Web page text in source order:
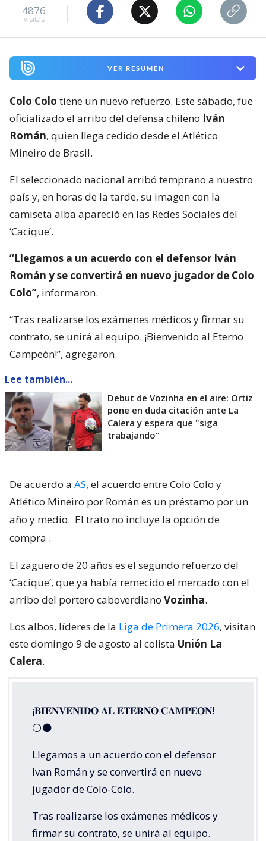
4876
visitas
VER RESUMEN
Colo Colo tiene un nuevo refuerzo. Este sábado, fue
oficializado el arribo del defensa chileno Iván
Román, quien llega cedido desde el Atlético
Mineiro de Brasil.
El seleccionado nacional arribó temprano a nuestro
país y, en horas de la tarde, su imagen con la
camiseta alba apareció en las Redes Sociales del
‘Cacique’.
“Llegamos a un acuerdo con el defensor Iván
Román y se convertirá en nuevo jugador de Colo
Colo”, informaron.
“Tras realizarse los exámenes médicos y firmar su
contrato, se unirá al equipo. ¡Bienvenido al Eterno
Campeón!”, agregaron.
Lee también...
Debut de Vozinha en el aire: Ortiz
pone en duda citación ante La
Calera y espera que "siga
trabajando"
De acuerdo a AS, el acuerdo entre Colo Colo y
Atlético Mineiro por Román es un préstamo por un
año y medio. El trato no incluye la opción de
compra .
El zaguero de 20 años es el segundo refuerzo del
‘Cacique’, que ya había remecido el mercado con el
arribo del portero caboverdiano Vozinha.
Los albos, líderes de la Liga de Primera 2026, visitan
este domingo 9 de agosto al colista Unión La
Calera.
¡𝐁𝐈𝐄𝐍𝐕𝐄𝐍𝐈𝐃𝐎 𝐀𝐋 𝐄𝐓𝐄𝐑𝐍𝐎 𝐂𝐀𝐌𝐏𝐄𝐎́𝐍!
⚪⚫
Llegamos a un acuerdo con el defensor
Ivan Román y se convertirá en nuevo
jugador de Colo-Colo.
Tras realizarse los exámenes médicos y
firmar su contrato, se unirá al equipo.